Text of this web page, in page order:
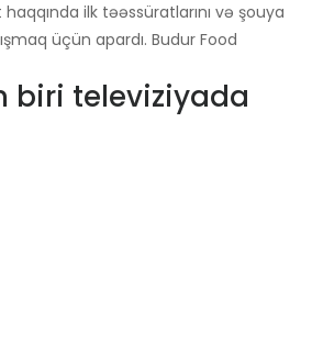
ilk təəssüratlarını və şouya
üçün apardı. Budur Food
biri televiziyada